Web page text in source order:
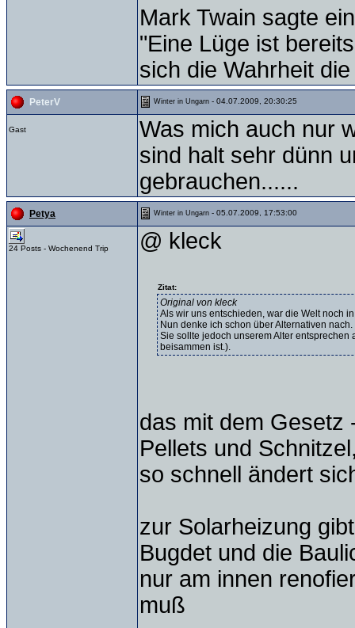
Mark Twain sagte
"Eine Lüge ist
sich die Wahrheit
PeterV Winter in Ungarn - 04.07.2009, 20:30:25
Gast
Was mich auch nur
sind halt sehr dünn
gebrauchen......
Petya Winter in Ungarn - 05.07.2009, 17:53:00
24 Posts - Wochenend Trip @ kleck
Zitat:
Original von kleck
Als wir uns entschieden, war die Welt noch
Nun denke ich schon über Alternativen nach.
Sie sollte jedoch unserem Alter
beisammen ist.).
das mit dem Gesetz
Pellets und
so schnell ändert
zur Solarheizung
Bugdet und die
nur am innen
muß